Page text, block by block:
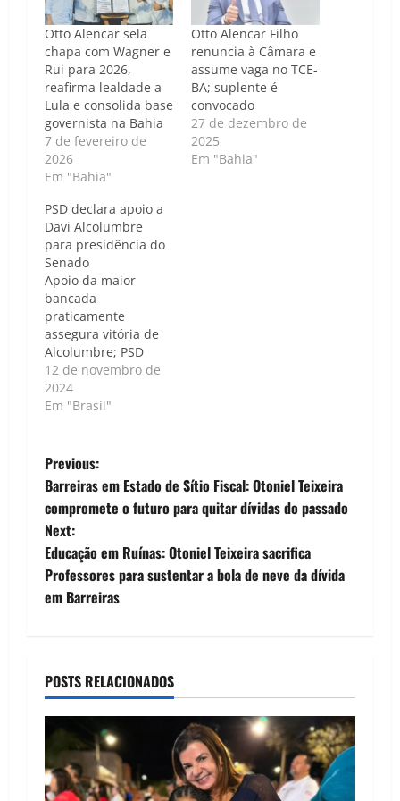
Otto Alencar sela
chapa com Wagner e
Rui para 2026,
reafirma lealdade a
Lula e consolida base
governista na Bahia
7 de fevereiro de
2026
Em "Bahia"
Otto Alencar Filho
renuncia à Câmara e
assume vaga no TCE-
BA; suplente é
convocado
27 de dezembro de
2025
Em "Bahia"
PSD declara apoio a
Davi Alcolumbre
para presidência do
Senado
Apoio da maior
bancada
praticamente
assegura vitória de
Alcolumbre; PSD
mira postos-chave no
Senado Caso de
Política | Luís Carlos
terça-feira (12) seu
apoio ao senador
Davi Alcolumbre
(União Brasil-AP)
para a presidência
do Senado,
fortalecendo a
candidatura do
aliado do atual
12 de novembro de
2024
Em "Brasil"
P
o
s
t
v
g
Previous:
Barreiras em Estado de Sítio Fiscal: Otoniel Teixeira
compromete o futuro para quitar dívidas do passado
Next:
Educação em Ruínas: Otoniel Teixeira sacrifica
Professores para sustentar a bola de neve da dívida
em Barreiras
POSTS RELACIONADOS